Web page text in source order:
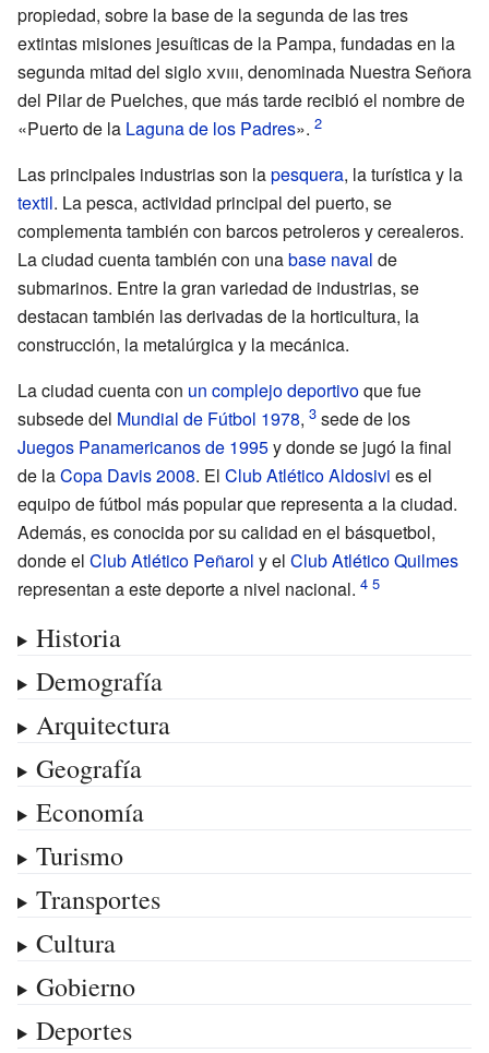
propiedad, sobre la base de la segunda de las tres
extintas misiones jesuíticas de la Pampa, fundadas en la
segunda mitad del sigloxviii, denominada Nuestra Señora
del Pilar de Puelches, que más tarde recibió el nombre de
«Puerto de la Laguna de los Padres».
Las principales industrias son lapesquera, la turística y la
textil. La pesca, actividad principal del puerto, se
complementa también con barcos petroleros y cerealeros.
La ciudad cuenta también con unabase naval de
submarinos. Entre la gran variedad de industrias, se
destacan también las derivadas de la horticultura, la
construcción, la metalúrgica y la mecánica.
La ciudad cuenta con un complejo deportivoque fue
subsede del Mundial de Fútbol 1978,
sede de los
Juegos Panamericanos de 1995y donde se jugó la final
de laCopa Davis 2008. El Club Atlético Aldosivi es el
equipo de fútbol más popular que representa a la ciudad.
Además, es conocida por su calidad en el básquetbol,
donde el Club Atlético Peñarol y el Club Atlético Quilmes
representan a este deporte a nivel nacional.
Historia
Demografía
Arquitectura
Geografía
Economía
Turismo
Transportes
Cultura
Gobierno
Deportes